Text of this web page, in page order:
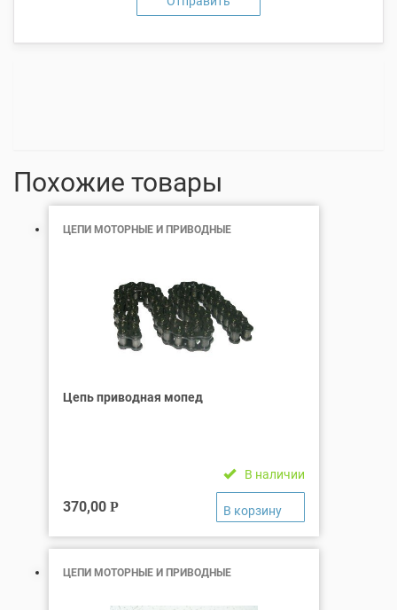
Похожие товары
ЦЕПИ МОТОРНЫЕ И ПРИВОДНЫЕ
Цепь приводная мопед
В наличии
370,00 Р
ЦЕПИ МОТОРНЫЕ И ПРИВОДНЫЕ